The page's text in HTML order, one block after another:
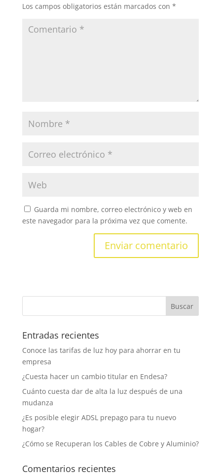
Los campos obligatorios están marcados con *
Guarda mi nombre, correo electrónico y web en
este navegador para la próxima vez que comente.
Entradas recientes
Conoce las tarifas de luz hoy para ahorrar en tu
empresa
¿Cuesta hacer un cambio titular en Endesa?
Cuánto cuesta dar de alta la luz después de una
mudanza
¿Es posible elegir ADSL prepago para tu nuevo
hogar?
¿Cómo se Recuperan los Cables de Cobre y Aluminio?
Comentarios recientes